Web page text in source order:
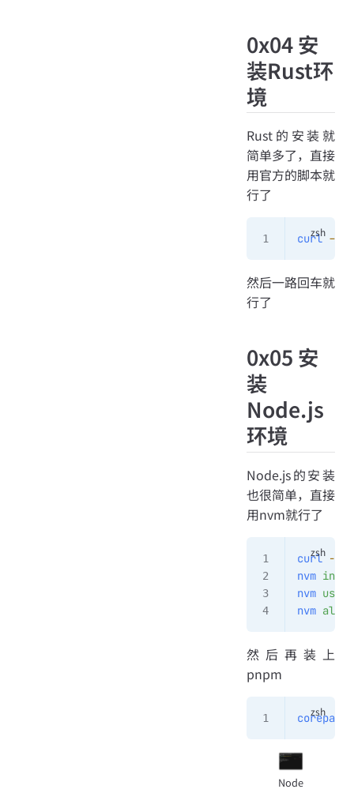
0x04 安
装Rust环
境
Rust的安装就
简单多了，直接
用官方的脚本就
行了
curl --
然后一路回车就
行了
0x05 安
装
Node.js
环境
Node.js的安装
也很简单，直接
用nvm就行了
curl -o-
nvm
nvm use
nvm alias
然后再装上
pnpm
corepack
Node